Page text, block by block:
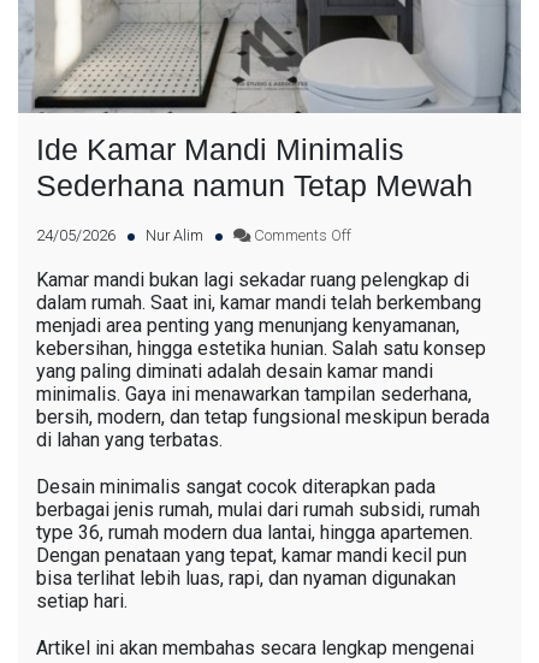
Ide Kamar Mandi Minimalis
Sederhana namun Tetap Mewah
24/05/2026 Nur Alim Comments Off
Kamar mandi bukan lagi sekadar ruang pelengkap di
dalam rumah. Saat ini, kamar mandi telah berkembang
menjadi area penting yang menunjang kenyamanan,
kebersihan, hingga estetika hunian. Salah satu konsep
yang paling diminati adalah desain kamar mandi
minimalis. Gaya ini menawarkan tampilan sederhana,
bersih, modern, dan tetap fungsional meskipun berada
di lahan yang terbatas.
Desain minimalis sangat cocok diterapkan pada
berbagai jenis rumah, mulai dari rumah subsidi, rumah
type 36, rumah modern dua lantai, hingga apartemen.
Dengan penataan yang tepat, kamar mandi kecil pun
bisa terlihat lebih luas, rapi, dan nyaman digunakan
setiap hari.
Artikel ini akan membahas secara lengkap mengenai